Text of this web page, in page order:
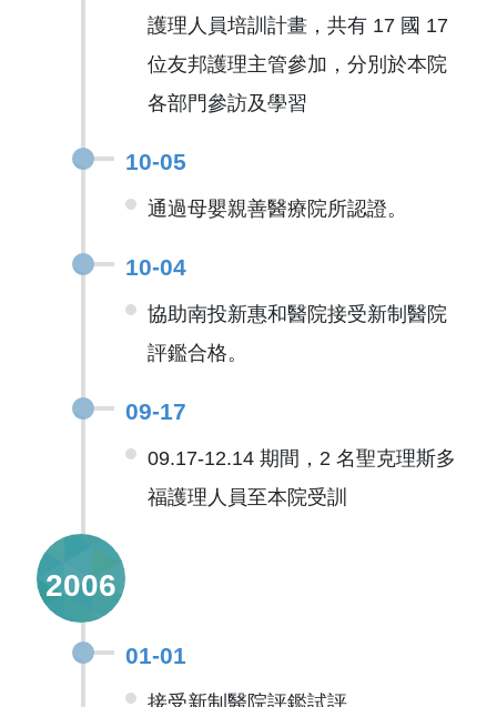
護理人員培訓計畫，共有 17 國 17
位友邦護理主管參加，分別於本院
各部門參訪及學習
10-05
通過母嬰親善醫療院所認證。
10-04
協助南投新惠和醫院接受新制醫院
評鑑合格。
09-17
09.17-12.14 期間，2 名聖克理斯多
福護理人員至本院受訓
2006
01-01